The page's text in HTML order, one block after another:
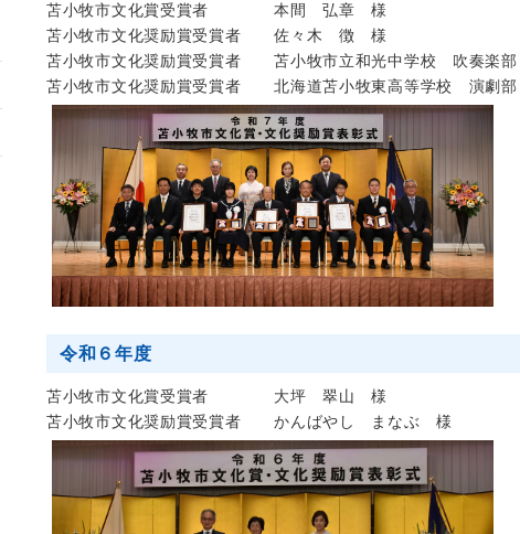
苫小牧市文化賞受賞者 本間 弘章 様
苫小牧市文化奨励賞受賞者 佐々木 徴 様
苫小牧市文化奨励賞受賞者 苫小牧市立和光中学校 吹奏楽
苫小牧市文化奨励賞受賞者 北海道苫小牧東高等学校 演劇
令和６年度
苫小牧市文化賞受賞者 大坪 翠山 様
苫小牧市文化奨励賞受賞者 かんばやし まなぶ 様